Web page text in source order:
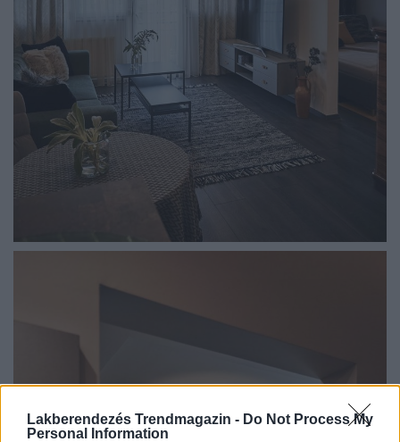
Lakberendezés Trendmagazin - Do Not Process My
Personal Information